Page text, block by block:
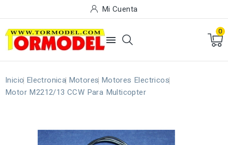
Mi Cuenta

0
Inicio Electronica Motores Motores Electricos
Motor M2212/13 CCW Para Multicopter